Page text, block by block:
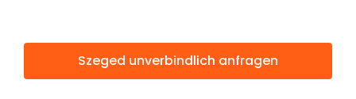
Szeged unverbindlich anfragen